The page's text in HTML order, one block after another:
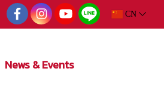
CN
News & Events